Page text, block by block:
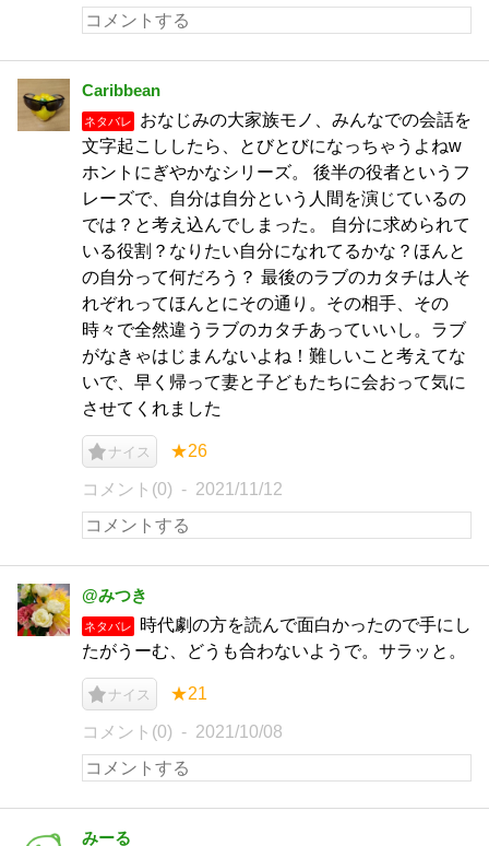
Caribbean
ネタバレ
おなじみの大家族モノ、みんなでの会話を
文字起こししたら、とびとびになっちゃうよねw
ホントにぎやかなシリーズ。 後半の役者というフ
レーズで、自分は自分という人間を演じているの
では？と考え込んでしまった。 自分に求められて
いる役割？なりたい自分になれてるかな？ほんと
の自分って何だろう？ 最後のラブのカタチは人そ
れぞれってほんとにその通り。その相手、その
時々で全然違うラブのカタチあっていいし。ラブ
がなきゃはじまんないよね！難しいこと考えてな
いで、早く帰って妻と子どもたちに会おって気に
させてくれました
ナイス ★26
コメント(0) 2021/11/12
@みつき
ネタバレ
時代劇の方を読んで面白かったので手にし
たがうーむ、どうも合わないようで。サラッと。
ナイス ★21
コメント(0) 2021/10/08
みーる